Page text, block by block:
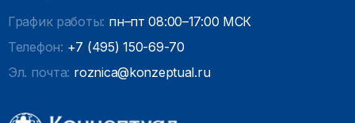
График работы: пн–пт 08:00–17:00 МСК
Телефон: +7 (495) 150-69-70
Эл. почта: roznica@konzeptual.ru